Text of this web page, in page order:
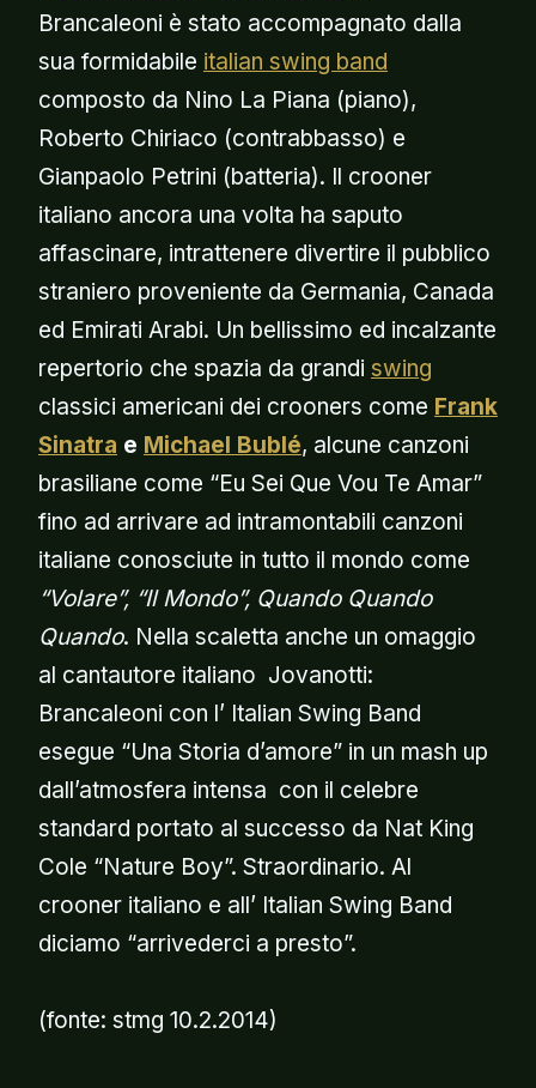
Brancaleoni è stato accompagnato dalla
sua formidabile italian swing band
composto da Nino La Piana (piano),
Roberto Chiriaco (contrabbasso) e
Gianpaolo Petrini (batteria). Il crooner
italiano ancora una volta ha saputo
affascinare, intrattenere divertire il pubblico
straniero proveniente da Germania, Canada
ed Emirati Arabi. Un bellissimo ed incalzante
repertorio che spazia da grandi swing
classici americani dei crooners come Frank
Sinatra e Michael Bublé, alcune canzoni
brasiliane come “Eu Sei Que Vou Te Amar”
fino ad arrivare ad intramontabili canzoni
italiane conosciute in tutto il mondo come
“Volare”, “Il Mondo”, Quando Quando
Quando. Nella scaletta anche un omaggio
al cantautore italiano Jovanotti:
Brancaleoni con l’ Italian Swing Band
esegue “Una Storia d’amore” in un mash up
dall’atmosfera intensa con il celebre
standard portato al successo da Nat King
Cole “Nature Boy”. Straordinario. Al
crooner italiano e all’ Italian Swing Band
diciamo “arrivederci a presto”.
(fonte: stmg 10.2.2014)